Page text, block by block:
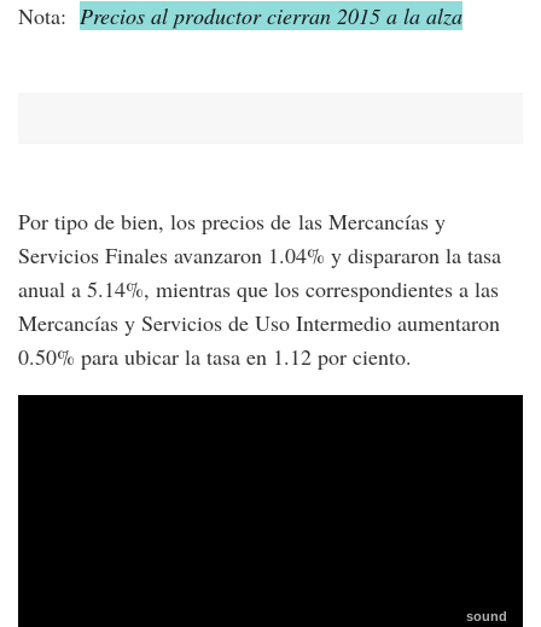
Nota: Precios al productor cierran 2015 a la alza
Por tipo de bien, los precios de las Mercancías y
Servicios Finales avanzaron 1.04% y dispararon la tasa
anual a 5.14%, mientras que los correspondientes a las
Mercancías y Servicios de Uso Intermedio aumentaron
0.50% para ubicar la tasa en 1.12 por ciento.